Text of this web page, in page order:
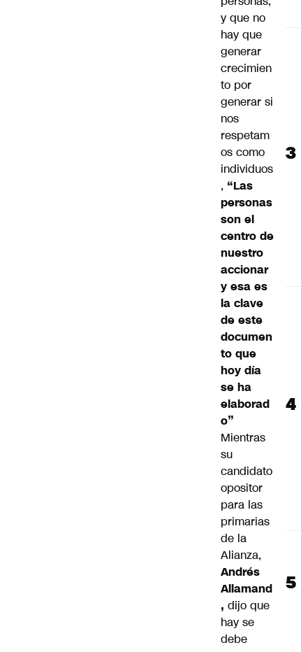
y que no
hay que
generar
crecimien
to por
generar si
nos
respetam
os como
individuos
, “Las
personas
son el
centro de
nuestro
accionar
y esa es
la clave
de este
documen
to que
hoy día
se ha
elaborad
o”
Mientras
su
candidato
opositor
para las
primarias
de la
Alianza,
Andrés
Allamand
, dijo que
hay se
debe